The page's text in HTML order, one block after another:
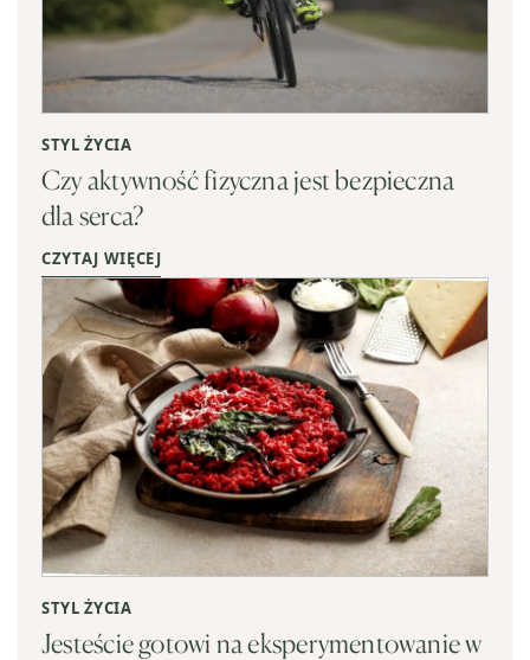
STYL ŻYCIA
Czy aktywność fizyczna jest bezpieczna
dla serca?
CZYTAJ WIĘCEJ
STYL ŻYCIA
Jesteście gotowi na eksperymentowanie w